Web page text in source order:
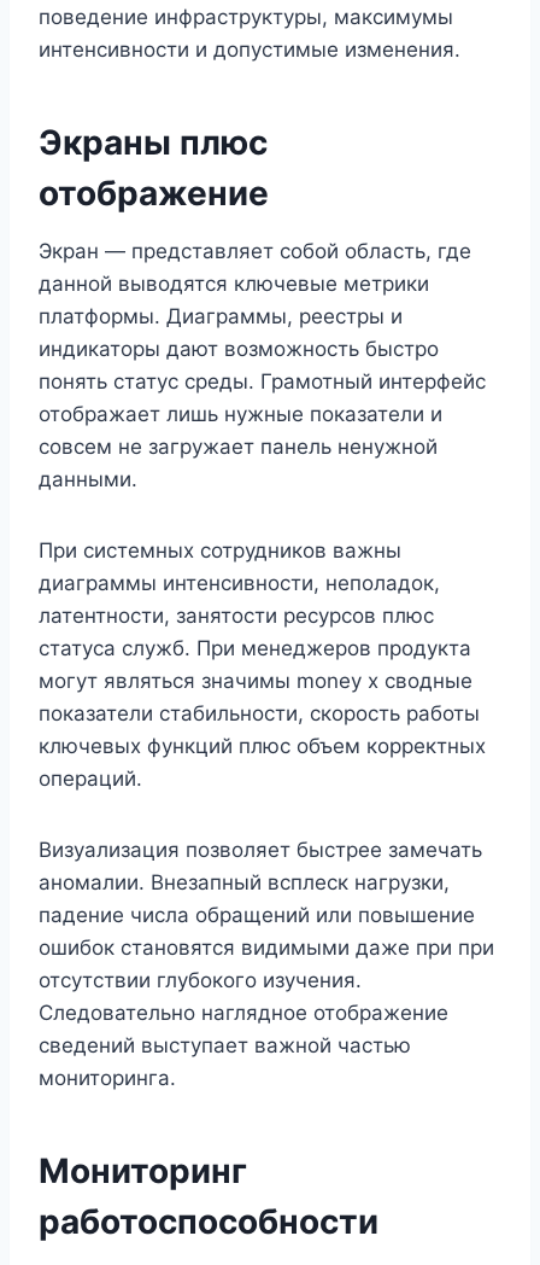
поведение инфраструктуры, максимумы
интенсивности и допустимые изменения.
Экраны плюс
отображение
Экран — представляет собой область, где
данной выводятся ключевые метрики
платформы. Диаграммы, реестры и
индикаторы дают возможность быстро
понять статус среды. Грамотный интерфейс
отображает лишь нужные показатели и
совсем не загружает панель ненужной
данными.
При системных сотрудников важны
диаграммы интенсивности, неполадок,
латентности, занятости ресурсов плюс
статуса служб. При менеджеров продукта
могут являться значимы money x сводные
показатели стабильности, скорость работы
ключевых функций плюс объем корректных
операций.
Визуализация позволяет быстрее замечать
аномалии. Внезапный всплеск нагрузки,
падение числа обращений или повышение
ошибок становятся видимыми даже при при
отсутствии глубокого изучения.
Следовательно наглядное отображение
сведений выступает важной частью
мониторинга.
Мониторинг
работоспособности